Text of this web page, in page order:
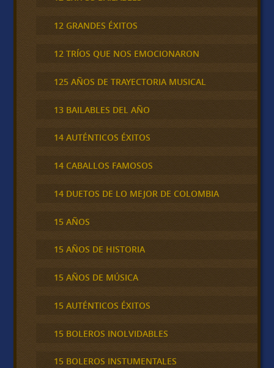
12 GRANDES ÉXITOS
12 TRÍOS QUE NOS EMOCIONARON
125 AÑOS DE TRAYECTORIA MUSICAL
13 BAILABLES DEL AÑO
14 AUTÉNTICOS ÉXITOS
14 CABALLOS FAMOSOS
14 DUETOS DE LO MEJOR DE COLOMBIA
15 AÑOS
15 AÑOS DE HISTORIA
15 AÑOS DE MÚSICA
15 AUTÉNTICOS ÉXITOS
15 BOLEROS INOLVIDABLES
15 BOLEROS INSTUMENTALES